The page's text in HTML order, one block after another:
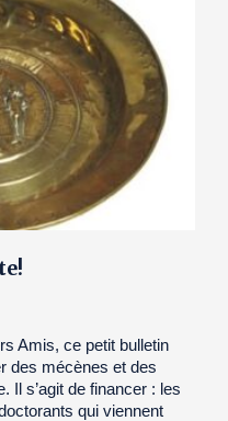
Amis, ce petit bulletin
des mécènes et des
Il s’agit de financer : les
qui viennent